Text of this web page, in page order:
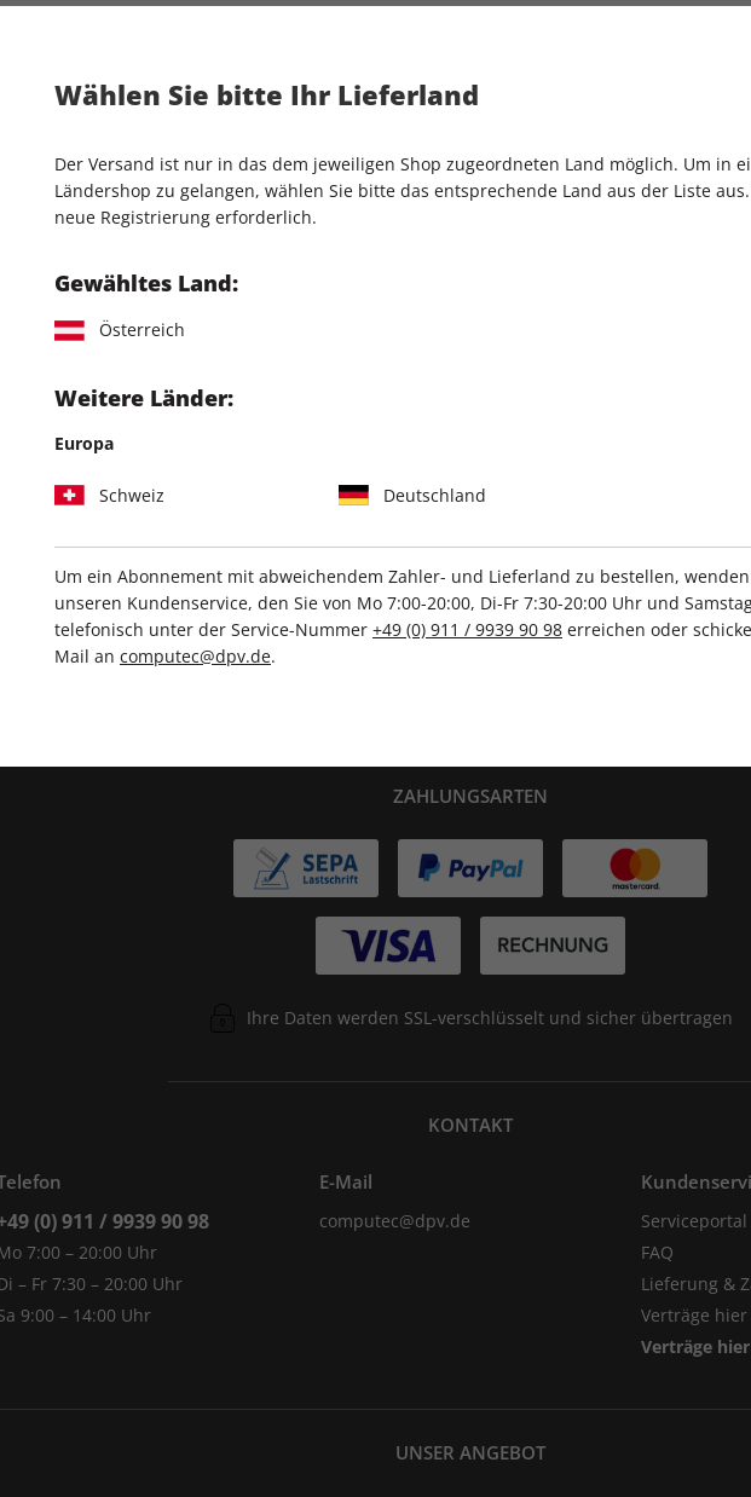
Hellblade 2 im Test: Der zweite Teil der nordischen
Meisterwerk – warum, das lest ihr im
Die Sci-Fi-Strategiereihe kehrt zurück! Wir prüfen
dreidimensionalen Gefechte ihren Reiz behalten
Access-Check: Ohne Vorwarnung startete der
die Frühphase – unser Voraburteil nach 50
Indie-Geheimtipp ist ein echtes
Highlight – im Test verraten wir euch, warum.
Direkt vom Verlag
ZAHLUNGSARTEN
Ihre Daten werden SSL-verschlüsselt und sicher übertragen
KONTAKT
(0) 911 / 9939 90 98
7:00 – 20:00 Uhr
– Fr 7:30 – 20:00 Uhr
9:00 – 14:00 Uhr
E-Mail
computec@dpv.de
Serviceportal
FAQ
Lieferung &
Verträge
Verträge
UNSER ANGEBOT
Wählen Sie bitte Ihr Lieferland
Der Versand ist nur in das dem jeweiligen Shop zugeordneten Land möglich. Um in
Ländershop zu gelangen, wählen Sie bitte das entsprechende Land aus der Liste
neue Registrierung erforderlich.
Gewähltes Land:
Österreich
Weitere Länder:
Europa
Schweiz Deutschland
Um ein Abonnement mit abweichendem Zahler- und Lieferland zu bestellen,
unseren Kundenservice, den Sie von Mo 7:00-20:00, Di-Fr 7:30-20:00 Uhr und
telefonisch unter der Service-Nummer +49 (0) 911 / 9939 90 98 erreichen oder
Mail an computec@dpv.de.